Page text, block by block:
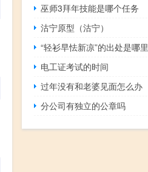
巫师3拜年技能是哪个任务
沽宁原型（沽宁）
“轻衫早怯新凉”的出处是哪里
电工证考试的时间
过年没有和老婆见面怎么办
分公司有独立的公章吗